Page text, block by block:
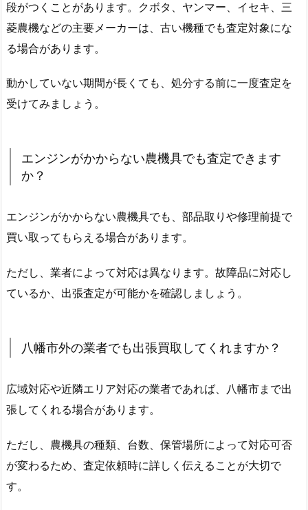
段がつくことがあります。クボタ、ヤンマー、イセキ、三
菱農機などの主要メーカーは、古い機種でも査定対象にな
る場合があります。
動かしていない期間が長くても、処分する前に一度査定を
受けてみましょう。
エンジンがかからない農機具でも査定できます
か？
エンジンがかからない農機具でも、部品取りや修理前提で
買い取ってもらえる場合があります。
ただし、業者によって対応は異なります。故障品に対応し
ているか、出張査定が可能かを確認しましょう。
八幡市外の業者でも出張買取してくれますか？
広域対応や近隣エリア対応の業者であれば、八幡市まで出
張してくれる場合があります。
ただし、農機具の種類、台数、保管場所によって対応可否
が変わるため、査定依頼時に詳しく伝えることが大切で
す。